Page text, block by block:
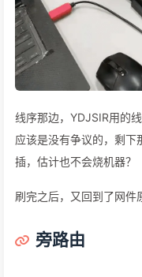
线序那边，YDJSIR用的
应该是没有争议的，剩
插，估计也不会烧机器？
刷完之后，又回到了网件
旁路由